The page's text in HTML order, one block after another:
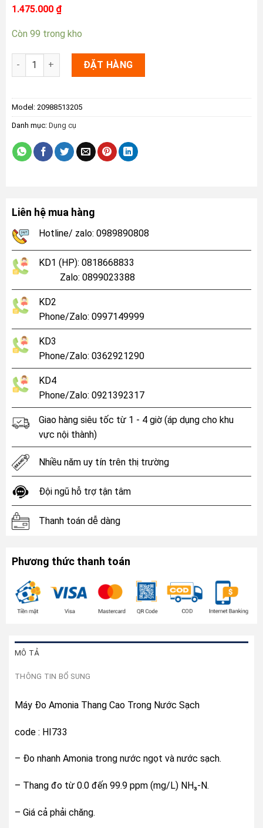
1.475.000 ₫
Còn 99 trong kho
Máy Đo Amonia Thang Cao Trong Nước Sạch HI733 số lượng
ĐẶT HÀNG
Model: 20988513205
Danh mục: Dụng cụ
Liên hệ mua hàng
Hotline/ zalo: 0989890808
KD1 (HP): 0818668833
Zalo: 0899023388
KD2
Phone/Zalo: 0997149999
KD3
Phone/Zalo: 0362921290
KD4
Phone/Zalo: 0921392317
Giao hàng siêu tốc từ 1 - 4 giờ (áp dụng cho khu
vực nội thành)
Nhiều năm uy tín trên thị trường
Đội ngũ hỗ trợ tận tâm
Thanh toán dễ dàng
Phương thức thanh toán
MÔ TẢ
THÔNG TIN BỔ SUNG
Máy Đo Amonia Thang Cao Trong Nước Sạch
code : HI733
– Đo nhanh Amonia trong nước ngọt và nước sạch.
– Thang đo từ 0.0 đến 99.9 ppm (mg/L) NH₃-N.
– Giá cả phải chăng.